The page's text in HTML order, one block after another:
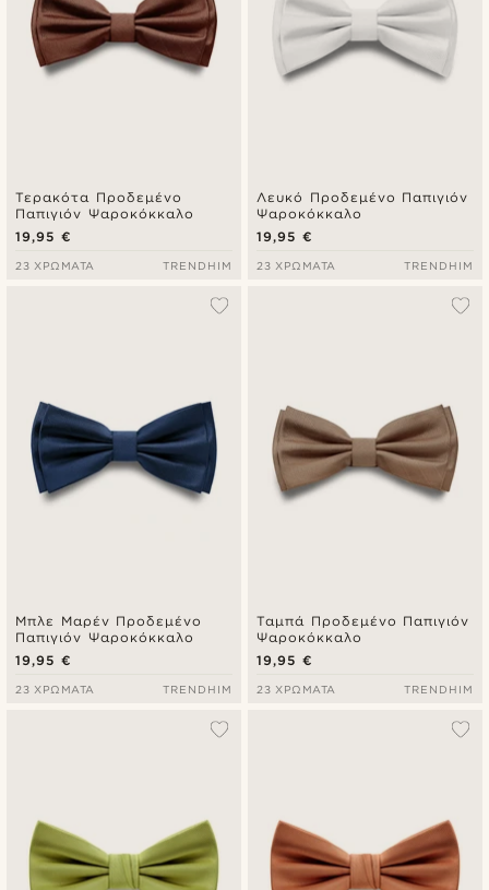
Τερακότα Προδεμένο
Παπιγιόν Ψαροκόκκαλο
19,95 €
23 ΧΡΏΜΑΤΑ TRENDHIM
Λευκό Προδεμένο Παπιγιόν
Ψαροκόκκαλο
19,95 €
23 ΧΡΏΜΑΤΑ TRENDHIM
Μπλε Μαρέν Προδεμένο
Παπιγιόν Ψαροκόκκαλο
19,95 €
23 ΧΡΏΜΑΤΑ TRENDHIM
Ταμπά Προδεμένο Παπιγιόν
Ψαροκόκκαλο
19,95 €
23 ΧΡΏΜΑΤΑ TRENDHIM